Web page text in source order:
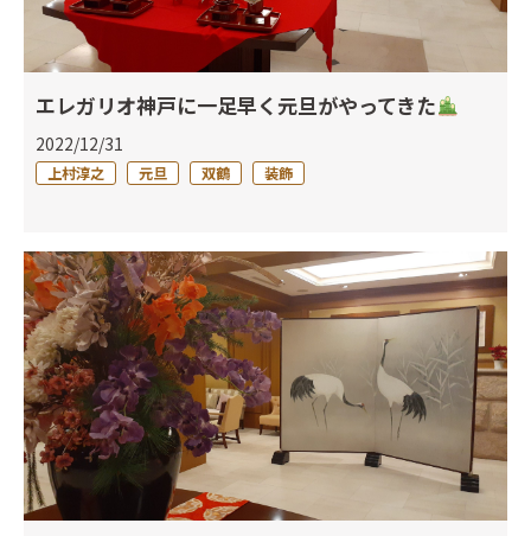
エレガリオ神戸に一足早く元旦がやってきた
2022/12/31
上村淳之 元旦 双鶴 装飾